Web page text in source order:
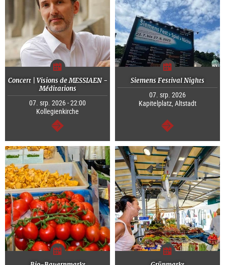
Concert | Visions de MESSIAEN -
Méditations
07. srp. 2026 - 22:00
Kollegienkirche
continue
Siemens Festival Nights
07. srp. 2026
Kapitelplatz, Altstadt
continue